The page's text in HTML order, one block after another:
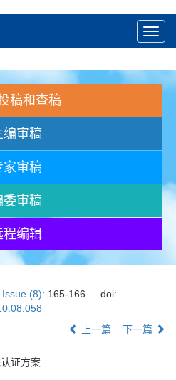
稿和查稿
编审稿
家审稿
委审稿
程编辑
Issue (8): 165-166.
doi:
上一篇 下一篇
证方案